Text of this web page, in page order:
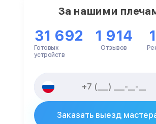
За нашими
31 692
Готовых
устройств
1 914
Отзывов
Заказать выезд